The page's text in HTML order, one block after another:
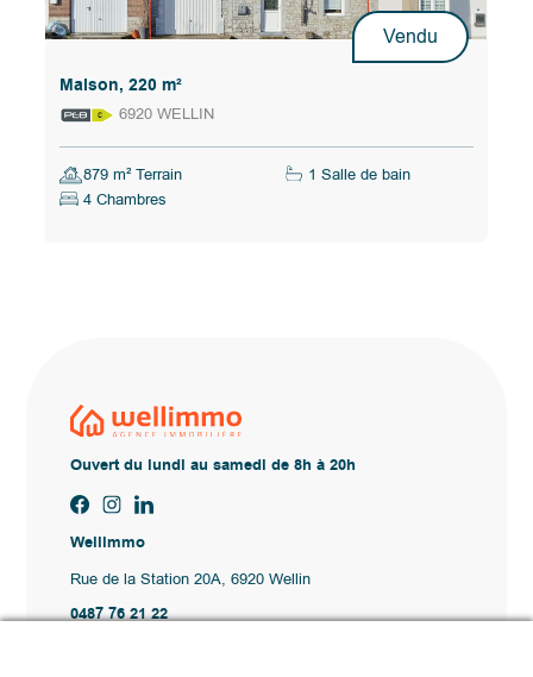
Vendu
Maison, 220 m²
6920 WELLIN
879 m² Terrain
1 Salle de bain
4 Chambres
Ouvert du lundi au samedi de 8h à 20h
Wellimmo
Rue de la Station 20A, 6920 Wellin
0487 76 21 22